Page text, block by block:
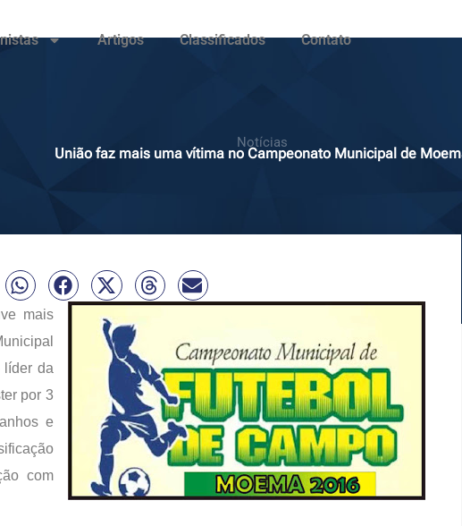
Artigos Classificados Contato
Notícias
União faz mais uma vítima no Campeonato Municipal de
mais
líder da
por 3
e
com